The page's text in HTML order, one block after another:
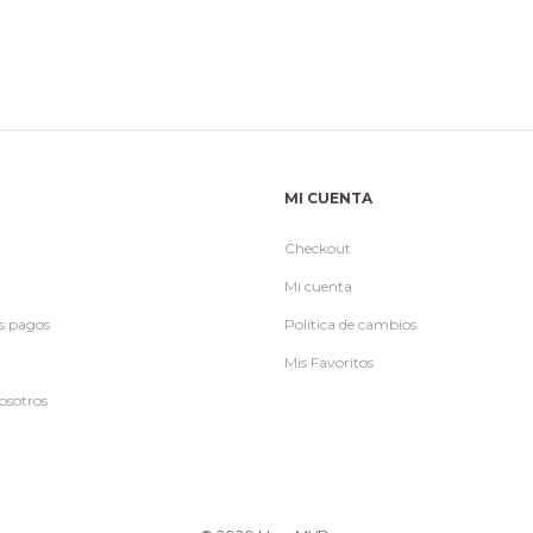
pagos
MI CUENTA
Checkout
Mi cuenta
Política de cambios
Mis Favoritos